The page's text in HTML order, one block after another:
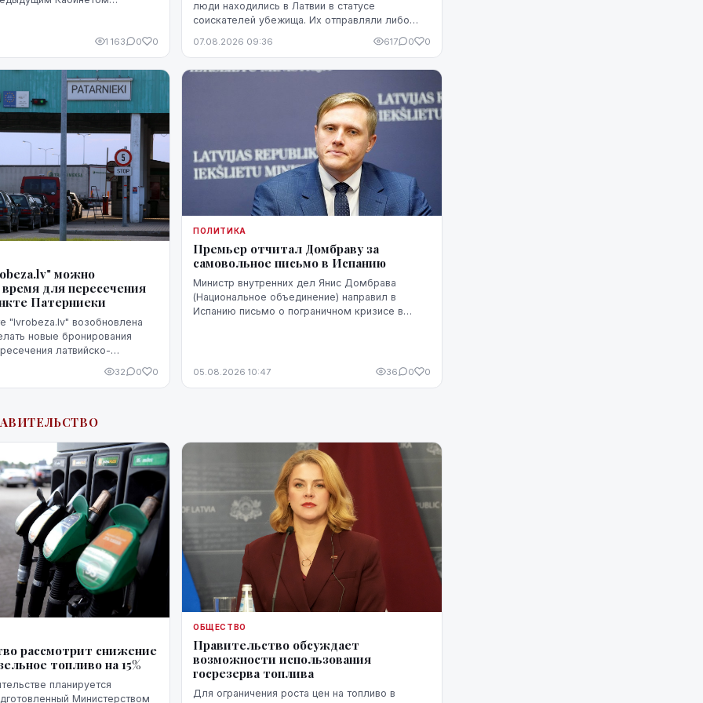
прогресса.
1 163 0 0
люди находились в Латвии в статусе
соискателей убежища. Их отправляли либо
через Эстонию.
07.08.2026 09:36 617 0 0
можно
для пересечения
Патерниеки
"lvrobeza.lv" возобновлена
новые бронирования
латвийско-
32 0 0
ПОЛИТИКА
Премьер отчитал Домбраву за
самовольное письмо в Испанию
Министр внутренних дел Янис Домбрава
(Национальное объединение) направил в
Испанию письмо о пограничном кризисе в
05.08.2026 10:47 36 0 0
рассмотрит снижение
топливо на 15%
планируется
Министерством
ОБЩЕСТВО
Правительство обсуждает
возможности использования
госрезерва топлива
Для ограничения роста цен на топливо в